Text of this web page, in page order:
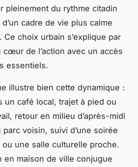
pleinement du rythme citadin
cadre de vie plus calme
Ce choix urbain s’explique par
cœur de l’action avec un accès
essentiels.
illustre bien cette dynamique :
un café local, trajet à pied ou
retour en milieu d’après-midi
voisin, suivi d’une soirée
une salle culturelle proche.
en maison de ville conjugue